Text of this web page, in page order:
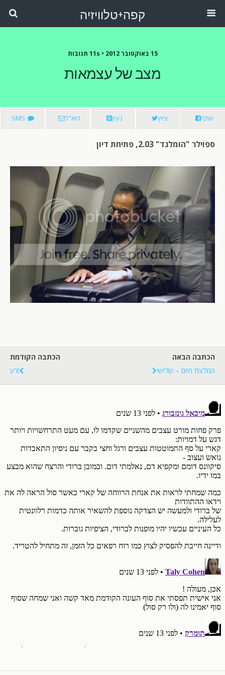
קפה+טלוויזיה
15 באוקטובר 2012 • 11s תגובות
מצב של עצמאות
שתף ציוץ נעץ דוא"ל SMS
ספוילר "הומלנד" 2.03, פתיחת דיון
הכתבה הקודמת
זרע
הכתבה הבאה
המלצת היום – שלישי